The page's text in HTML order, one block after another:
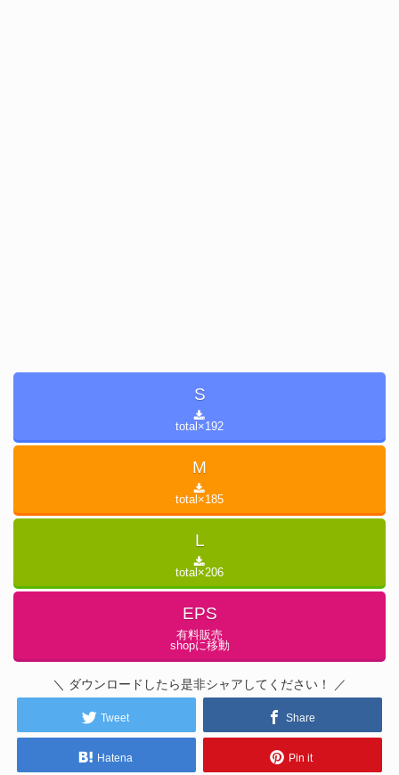
S
total×192
M
total×185
L
total×206
EPS
有料販売
shopに移動
＼ ダウンロードしたら是非シャアしてください！ ／
Tweet Share
Hatena Pin it